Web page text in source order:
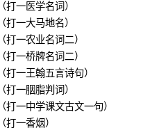
（打一医学名词）
（打一大马地名）
（打一农业名词二）
（打一桥牌名词二）
（打一王翰五言诗句）
（打一胭脂判词）
（打一中学课文古文一句）
（打一香烟）